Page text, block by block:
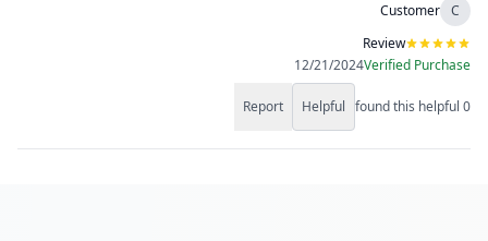
C
Customer
Review
Verified Purchase
12/21/2024
0
found this helpful
Helpful
Report